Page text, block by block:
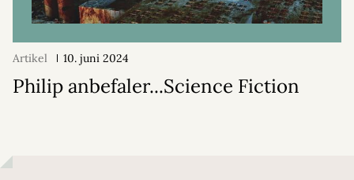
Artikel 10. juni 2024
Philip anbefaler...Science Fiction